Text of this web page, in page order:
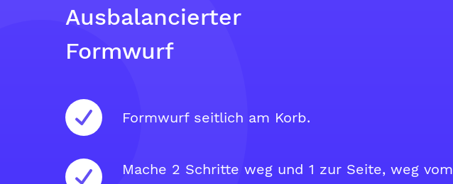
Ausbalancierter
Formwurf
Formwurf seitlich am Korb.
Mache 2 Schritte weg und 1 zur Seite, weg vom